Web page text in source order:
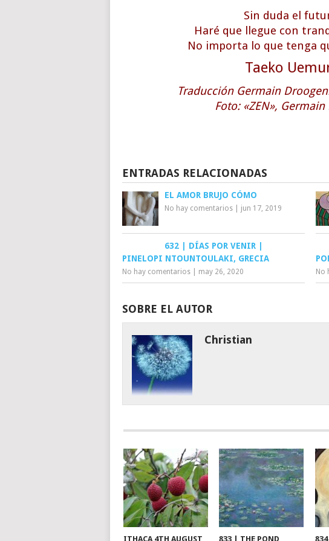
Sin duda el
Haré que llegue con
No importa lo que tenga
Taeko
Traducción Germain
Foto: «ZEN»,
ENTRADAS RELACIONADAS
EL AMOR BRUJO CÓMO
No hay comentarios jun 17, 2019
632 | DÍAS POR VENIR |
PINELOPI NTOUNTOULAKI, GRECIA
No hay comentarios may 26, 2020 No
SOBRE EL AUTOR
Christian
ITHACA 4TH AUGUST 833 | THE POND